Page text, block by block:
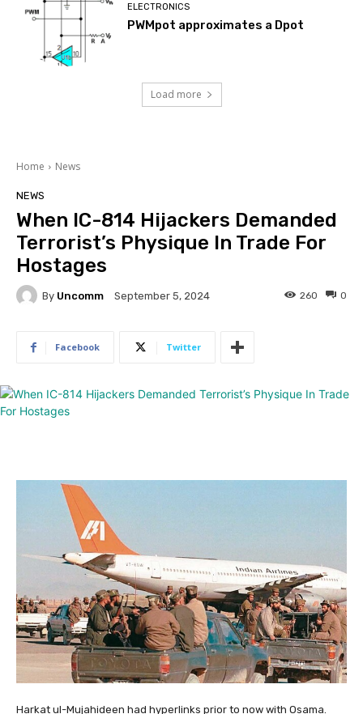
ELECTRONICS
PWMpot approximates a Dpot
Load more